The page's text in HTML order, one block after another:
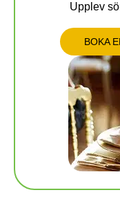
Upplev
BOKA